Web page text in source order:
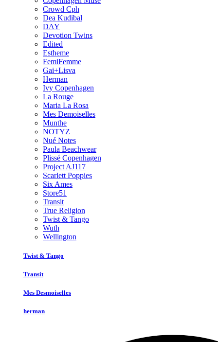
Crowd Cph
Dea Kudibal
DAY
Devotion Twins
Edited
Estheme
FemiFemme
Gai+Lisva
Herman
Ivy Copenhagen
La Rouge
Maria La Rosa
Mes Demoiselles
Munthe
NOTYZ
Nué Notes
Paula Beachwear
Plissé Copenhagen
Project AJ117
Scarlett Poppies
Six Ames
Store51
Transit
True Religion
Twist & Tango
Wuth
Wellington
Twist & Tango
Transit
Mes Desmoiselles
herman